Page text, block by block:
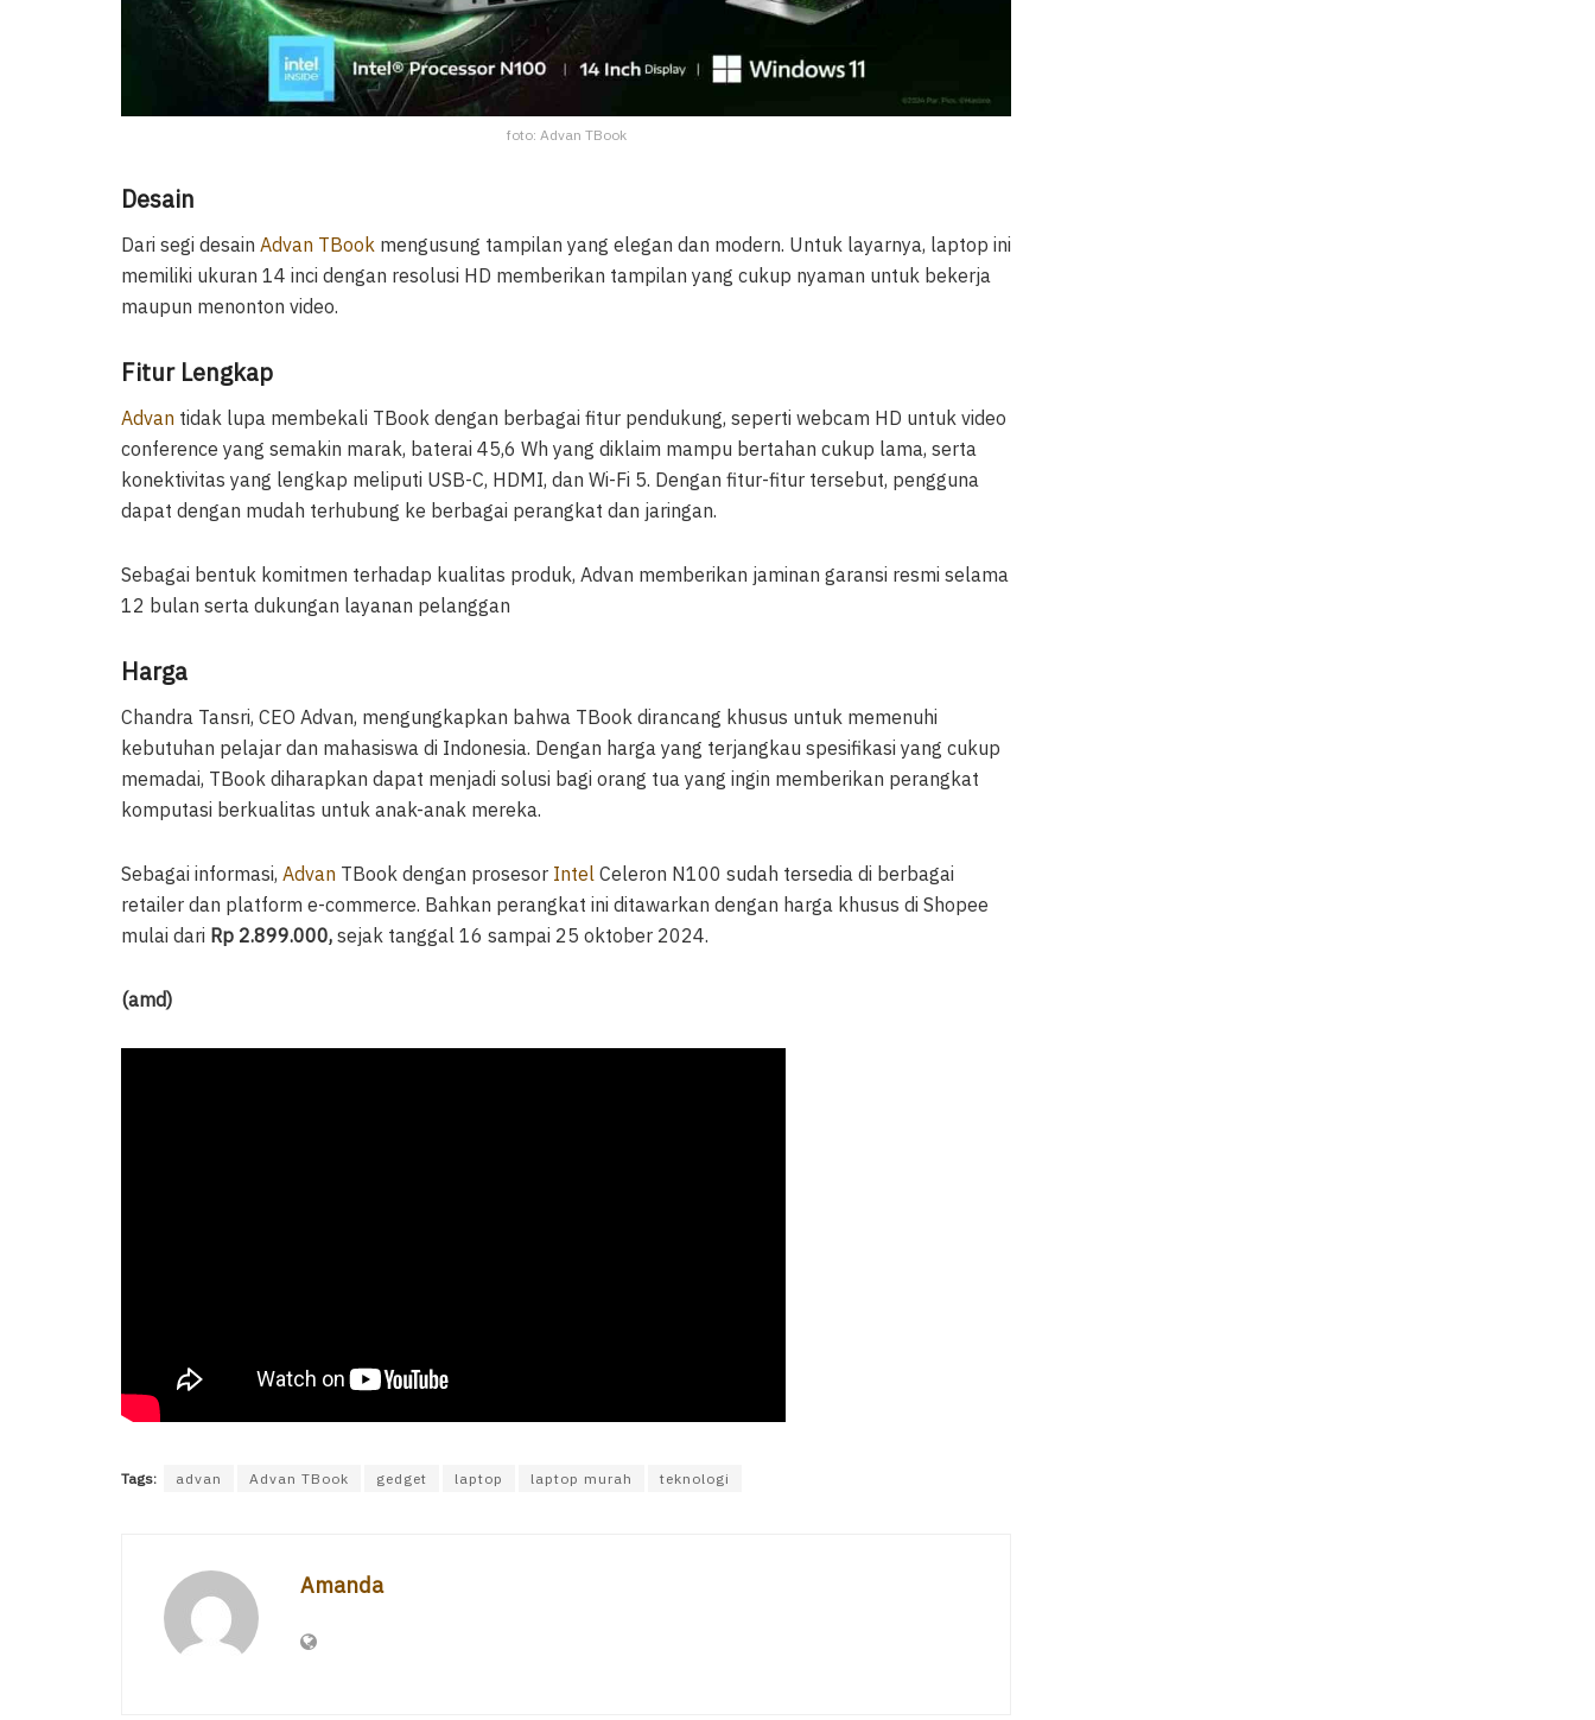
foto: Advan TBook
Desain
Dari segi desain Advan TBook mengusung tampilan yang elegan dan modern. Untuk layarnya, laptop ini
memiliki ukuran 14 inci dengan resolusi HD memberikan tampilan yang cukup nyaman untuk bekerja
maupun menonton video.
Fitur Lengkap
Advan tidak lupa membekali TBook dengan berbagai fitur pendukung, seperti webcam HD untuk video
conference yang semakin marak, baterai 45,6 Wh yang diklaim mampu bertahan cukup lama, serta
konektivitas yang lengkap meliputi USB-C, HDMI, dan Wi-Fi 5. Dengan fitur-fitur tersebut, pengguna
dapat dengan mudah terhubung ke berbagai perangkat dan jaringan.
Sebagai bentuk komitmen terhadap kualitas produk, Advan memberikan jaminan garansi resmi selama
12 bulan serta dukungan layanan pelanggan
Harga
Chandra Tansri, CEO Advan, mengungkapkan bahwa TBook dirancang khusus untuk memenuhi
kebutuhan pelajar dan mahasiswa di Indonesia. Dengan harga yang terjangkau spesifikasi yang cukup
memadai, TBook diharapkan dapat menjadi solusi bagi orang tua yang ingin memberikan perangkat
komputasi berkualitas untuk anak-anak mereka.
Sebagai informasi, Advan TBook dengan prosesor Intel Celeron N100 sudah tersedia di berbagai
retailer dan platform e-commerce. Bahkan perangkat ini ditawarkan dengan harga khusus di Shopee
mulai dari Rp 2.899.000, sejak tanggal 16 sampai 25 oktober 2024.
(amd)
Tags: advan Advan TBook gedget laptop laptop murah teknologi
Amanda